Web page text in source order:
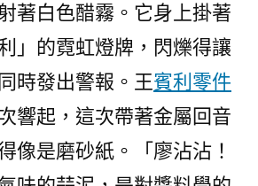
著白色醋霧。它身上掛著
」的霓虹燈牌，閃爍得讓
時發出警報。王賓利零件
響起，這次帶著金屬回音
像是磨砂紙。「廖沾沾！